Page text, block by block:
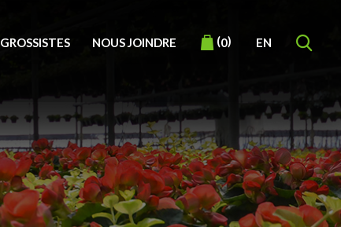
GROSSISTES NOUS JOINDRE (0) EN